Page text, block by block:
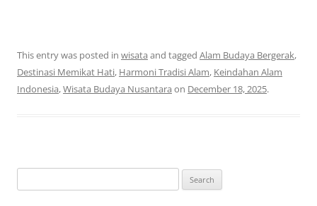
This entry was posted in wisata and tagged Alam Budaya Bergerak,
Destinasi Memikat Hati, Harmoni Tradisi Alam, Keindahan Alam
Indonesia,Wisata Budaya Nusantara on December 18, 2025.
for: